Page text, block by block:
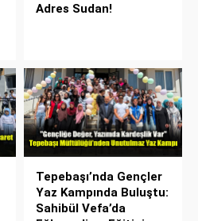
Adres Sudan!
Tepebaşı’nda Gençler
Yaz Kampında Buluştu:
Sahibül Vefa’da